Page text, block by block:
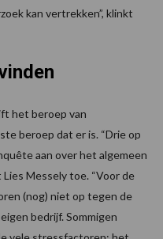
kan vertrekken”, klinkt
het beroep van
beroep dat er is. “Drie op
aan over het algemeen
Messely toe. “Voor de
(nog) niet op tegen de
bedrijf. Sommigen